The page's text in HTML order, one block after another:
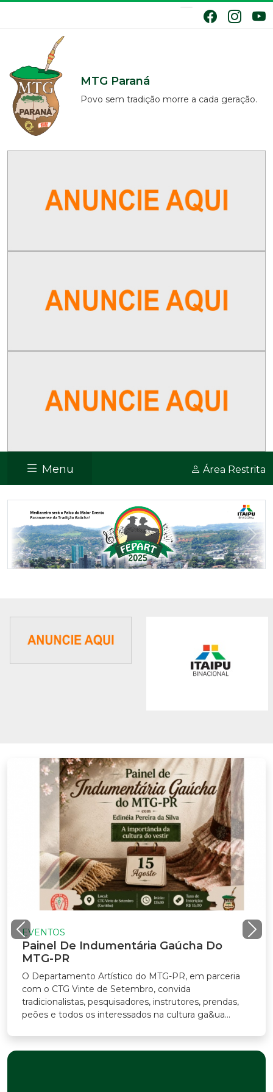
MTG Paraná
Povo sem tradição morre a cada geração.
Menu Área Restrita
Previous
De Indumentária Gaúcha Do
PR
Artístico do MTG-PR, em parceria
o CTG Vinte de Setembro, convida
pesquisadores, instrutores, prendas,
e todos os interessados na cultura ga&ua...